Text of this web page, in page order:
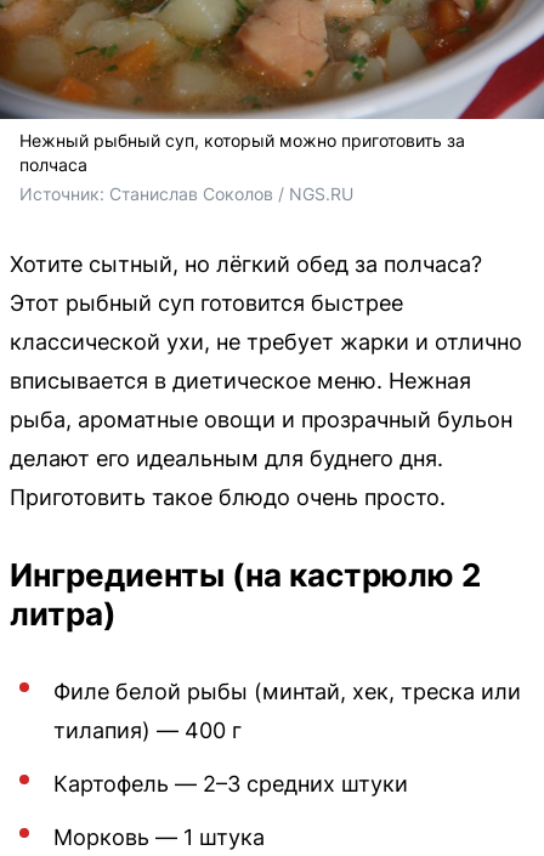
Нежный рыбный суп, который можно приготовить за
полчаса
Источник: Станислав Соколов / NGS.RU
Хотите сытный, но лёгкий обед за полчаса?
Этот рыбный суп готовится быстрее
классической ухи, не требует жарки и отлично
вписывается в диетическое меню. Нежная
рыба, ароматные овощи и прозрачный бульон
делают его идеальным для буднего дня.
Приготовить такое блюдо очень просто.
Ингредиенты (на кастрюлю 2
литра)
Филе белой рыбы (минтай, хек, треска или
тилапия) — 400 г
Картофель — 2–3 средних штуки
Морковь — 1 штука